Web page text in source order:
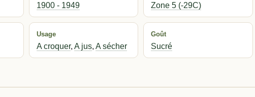
1900 - 1949 Zone 5 (-29C)
Usage
A croquer, A jus, A sécher
Goût
Sucré